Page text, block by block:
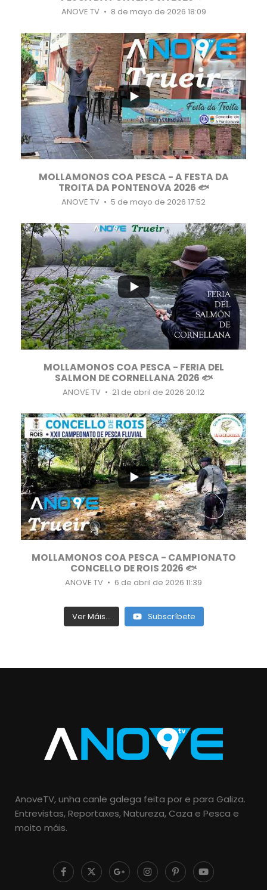
ANOVE TV 8 de mayo de 2026 18:09
...
18 1
MOLLAMONOS COA PESCA - A FESTA DA
TROITA DA PONTENOVA 2026 🐟
ANOVE TV 5 de mayo de 2026 17:52
...
16 0
MOLLAMONOS COA PESCA - FERIA DEL
SALMON DE CORNELLANA 2026 🐟
ANOVE TV 21 de abril de 2026 20:12
...
7
1
MOLLAMONOS COA PESCA - CAMPIONATO
CONCELLO DE ROIS 2026 🐟
ANOVE TV 6 de abril de 2026 11:39
Ver Máis... Subscríbete
AnoveTV, unha canle galega feita por e para Galiza.
Entrevistas, Reportaxes, Natureza, Caza e Pesca e
moito máis.